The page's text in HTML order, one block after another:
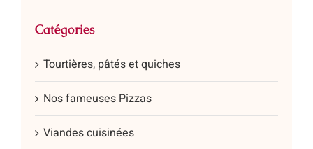
Catégories
Tourtières, pâtés et quiches
Nos fameuses Pizzas
Viandes cuisinées